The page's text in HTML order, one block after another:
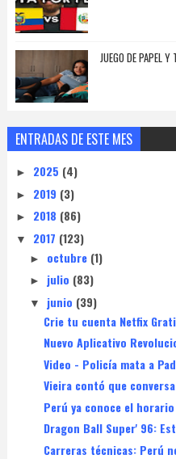
JUEGO DE PAPEL
ENTRADAS DE ESTE MES
► 2025 (4)
► 2019 (3)
► 2018 (86)
▼ 2017 (123)
► octubre (1)
► julio (83)
▼ junio (39)
Crie tu cuenta Netfix
Nuevo Aplicativo
Video - Policía mata a
Vieira contó que
Perú ya conoce el
Dragon Ball Super' 96:
Carreras técnicas: Perú